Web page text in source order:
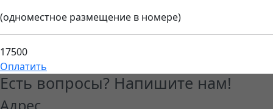
(одноместное размещение в номере)
17500
Оплатить
Есть вопросы? Напишите нам!